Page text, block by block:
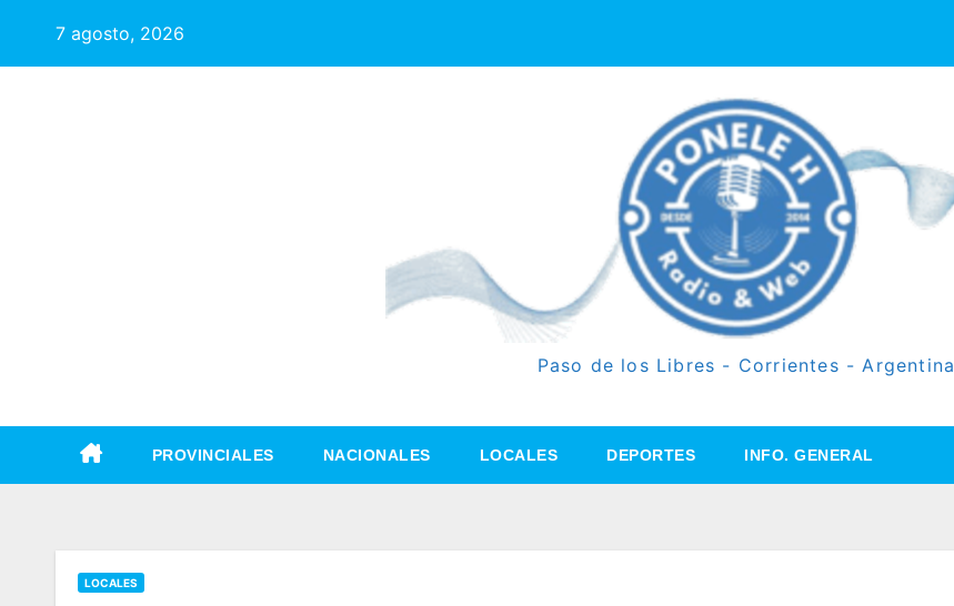
7 agosto, 2026
Paso de los Libres - Corrientes - Argentina
PROVINCIALES NACIONALES LOCALES DEPORTES INFO. GENERAL
LOCALES